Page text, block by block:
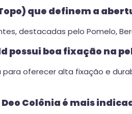
que definem a
destacadas pelo Pomelo,
possui boa fixação na
para oferecer alta fixação e
Colônia é mais